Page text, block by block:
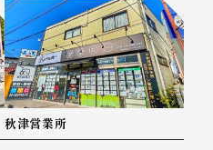
秋津営業所